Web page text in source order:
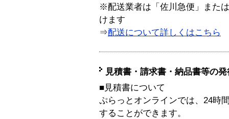
※配送業者は「佐川急便」また
けます
⇒配送について詳しくはこちら
見積書・請求書・納品書等の
■見積書について
ぷらっとオンラインでは、24時
することができます。